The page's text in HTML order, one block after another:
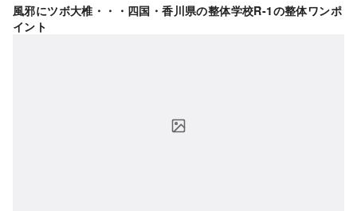
風邪にツボ大椎・・・四国・香川県の整体学校R-1の整体ワンポ
イント